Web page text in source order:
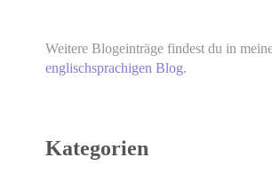
Weitere Blogeinträge findest du in
englischsprachigen Blog.
Kategorien